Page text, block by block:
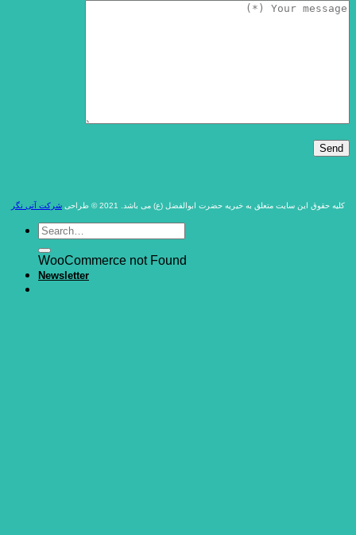
کلیه حقوق این سایت متعلق به خیریه حضرت ابوالفضل (ع) می باشد. 2021 © طراحی شرکت آتی نگر
WooCommerce not Found
Newsletter